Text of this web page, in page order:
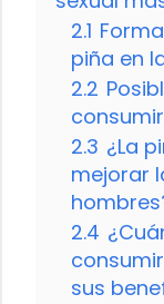
2.1
piña en
2.2
2.3 ¿La
mejorar
2.4
sus